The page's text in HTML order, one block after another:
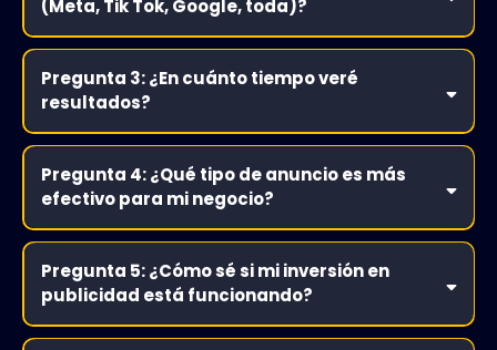
(Meta, Tik Tok, Google, toda)?
nos enfocamos en definir primero el comprador ideal de tus
productos y servicios para enofcar los esfuerzos publicitarios
donde tengamos la mayor probabilidad de retorno
Pregunta 3: ¿En cuánto tiempo veré
resultados?
Pregunta 4: ¿Qué tipo de anuncio es más
efectivo para mi negocio?
Pregunta 5: ¿Cómo sé si mi inversión en
publicidad está funcionando?